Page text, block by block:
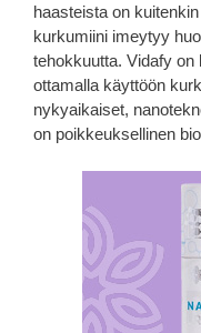
haasteista on
kurkumiini imeytyy
tehokkuutta. Vidafy on
ottamalla käyttöön
nykyaikaiset,
on poikkeuksellinen